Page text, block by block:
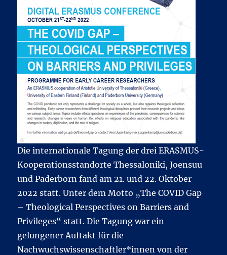
Die internationale Tagung der drei ERASMUS-
Kooperationsstandorte Thessaloniki, Joensuu
und Paderborn fand am 21. und 22. Oktober
2022 statt. Unter dem Motto „The COVID Gap
– Theological Perspectives on Barriers and
Privileges“ statt. Die Tagung war ein
gelungener Auftakt für die
Nachwuchswissenschaftler*innen von der